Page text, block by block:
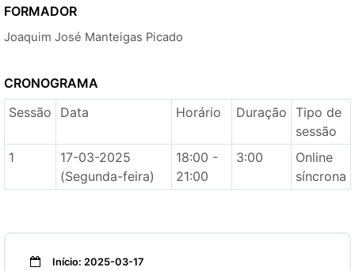
FORMADOR
Joaquim José Manteigas Picado
CRONOGRAMA
Sessão
Data Horário Duração Tipo de
sessão
1
17-03-2025
(Segunda-feira)
18:00 -
21:00
3:00
Online
síncrona
Início: 2025-03-17